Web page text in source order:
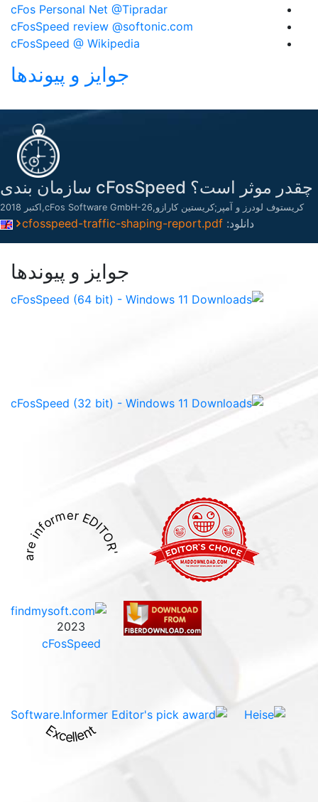
cFos Personal Net @Tipradar
cFosSpeed review @softonic.com
cFosSpeed @ Wikipedia
جوایز و پیوندها
چقدر موثر است؟ cFosSpeed سازمان بندی
کریستوف لودرز و آمپر;کریستین کارازو,cFos Software GmbH-26,اکتبر 2018
دانلود:cfosspeed-traffic-shaping-report.pdf
جوایز و پیوندها
software informer EDITOR'S PICK
2023
cFosSpeed
Excellent